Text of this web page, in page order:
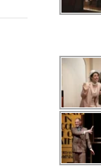
ABBONAMENTO